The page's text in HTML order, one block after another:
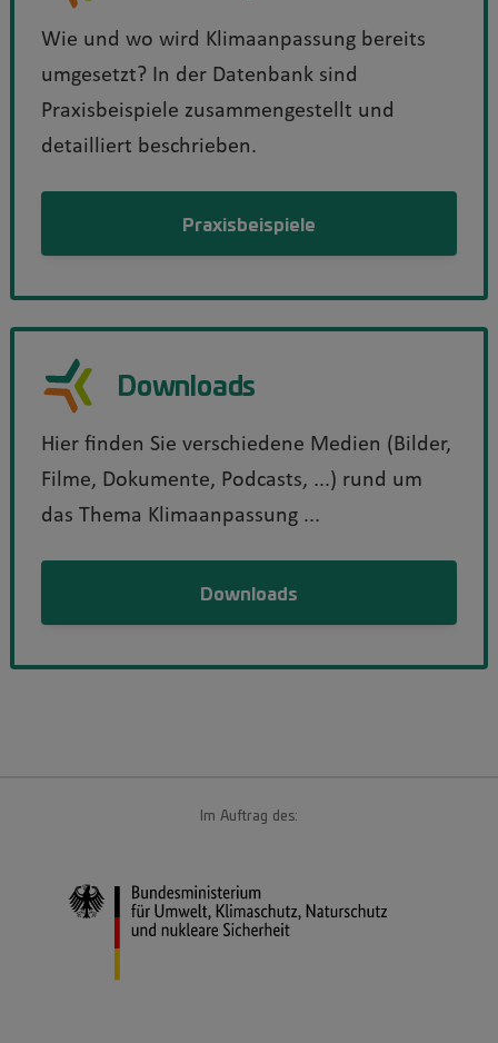
Wie und wo wird Klimaanpassung bereits
umgesetzt? In der Datenbank sind
Praxisbeispiele zusammengestellt und
detailliert beschrieben.
Praxisbeispiele
Downloads
Hier finden Sie verschiedene Medien (Bilder,
Filme, Dokumente, Podcasts, ...) rund um
das Thema Klimaanpassung ...
Downloads
Im Auftrag des: